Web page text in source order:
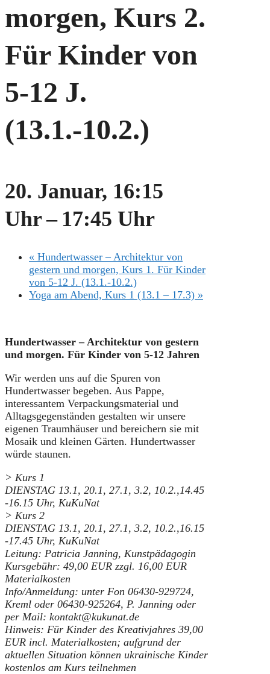
morgen, Kurs 2.
Für Kinder von
5-12 J.
(13.1.-10.2.)
20. Januar, 16:15
Uhr– 17:45 Uhr
« Hundertwasser – Architektur von
gestern und morgen, Kurs 1. Für Kinder
von 5-12 J. (13.1.-10.2.)
Yoga am Abend, Kurs 1 (13.1 – 17.3) »
Hundertwasser – Architektur von gestern
und morgen. Für Kinder von 5-12 Jahren
Wir werden uns auf die Spuren von
Hundertwasser begeben. Aus Pappe,
interessantem Verpackungsmaterial und
Alltagsgegenständen gestalten wir unsere
eigenen Traumhäuser und bereichern sie mit
Mosaik und kleinen Gärten. Hundertwasser
würde staunen.
> Kurs 1
DIENSTAG 13.1, 20.1, 27.1, 3.2, 10.2., 14.45
-16.15 Uhr, KuKuNat
> Kurs 2
DIENSTAG 13.1, 20.1, 27.1, 3.2, 10.2.,16.15
-17.45 Uhr, KuKuNat
Leitung: Patricia Janning, Kunstpädagogin
Kursgebühr: 49,00 EUR zzgl. 16,00 EUR
Materialkosten
Info/Anmeldung: unter Fon 06430-929724,
Kreml oder 06430-925264, P. Janning oder
per Mail: kontakt@kukunat.de
Hinweis: Für Kinder des Kreativjahres 39,00
EUR incl. Materialkosten; aufgrund der
aktuellen Situation können ukrainische Kinder
kostenlos am Kurs teilnehmen